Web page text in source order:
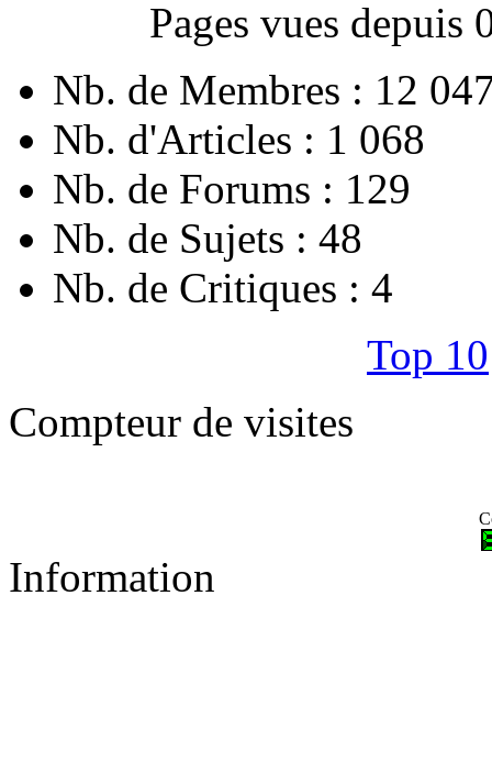
Pages vues
Nb. de Membres : 12
Nb. d'Articles : 1 068
Nb. de Forums : 129
Nb. de Sujets : 48
Nb. de Critiques : 4
Top 10
Compteur de visites
Information